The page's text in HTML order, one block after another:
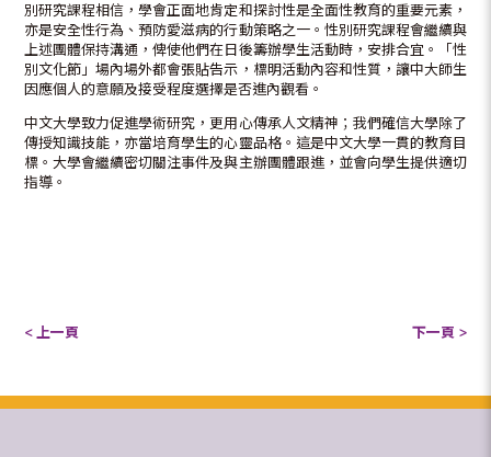
別研究課程相信，學會正面地肯定和探討性是全面性教育的重要元素，
亦是安全性行為、預防愛滋病的行動策略之一。性別研究課程會繼續與
上述團體保持溝通，俾使他們在日後籌辦學生活動時，安排合宜。「性
別文化節」場內場外都會張貼告示，標明活動內容和性質，讓中大師生
因應個人的意願及接受程度選擇是否進內觀看。
中文大學致力促進學術研究，更用心傳承人文精神；我們確信大學除了
傳授知識技能，亦當培育學生的心靈品格。這是中文大學一貫的教育目
標。大學會繼續密切關注事件及與主辦團體跟進，並會向學生提供適切
指導。
< 上一頁 下一頁 >